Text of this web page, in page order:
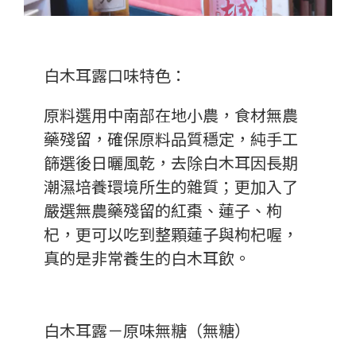
白木耳露口味特色：
原料選用中南部在地小農，食材無農
藥殘留，確保原料品質穩定，純手工
篩選後日曬風乾，去除白木耳因長期
潮濕培養環境所生的雜質；更加入了
嚴選無農藥殘留的紅棗、蓮子、枸
杞，更可以吃到整顆蓮子與枸杞喔，
真的是非常養生的白木耳飲。
白木耳露－原味無糖（無糖）